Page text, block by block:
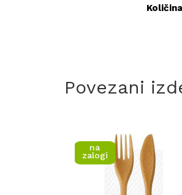
Povezani
na
zalogi